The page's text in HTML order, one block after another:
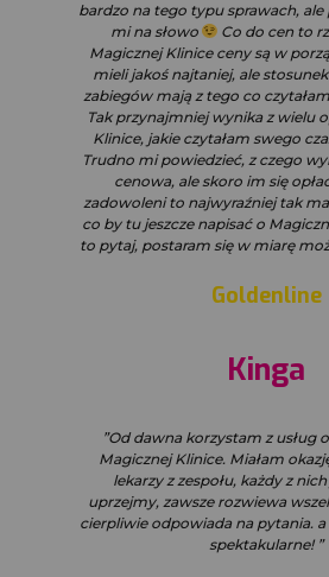
bardzo na tego typu sprawach,
mi na słowo
Co do cen to
Magicznej Klinice ceny są w
mieli jakoś najtaniej, ale
zabiegów mają z tego co
Tak przynajmniej wynika z wielu
Klinice, jakie czytałam swego
Trudno mi powiedzieć, z czego
cenowa, ale skoro im się
zadowoleni to najwyraźniej tak
co by tu jeszcze napisać o
to pytaj, postaram się w miarę
Goldenline
Kinga
”Od dawna korzystam z usług
Magicznej Klinice. Miałam
lekarzy z zespołu, każdy z
uprzejmy, zawsze rozwiewa
cierpliwie odpowiada na pytania.
spektakularne! ”